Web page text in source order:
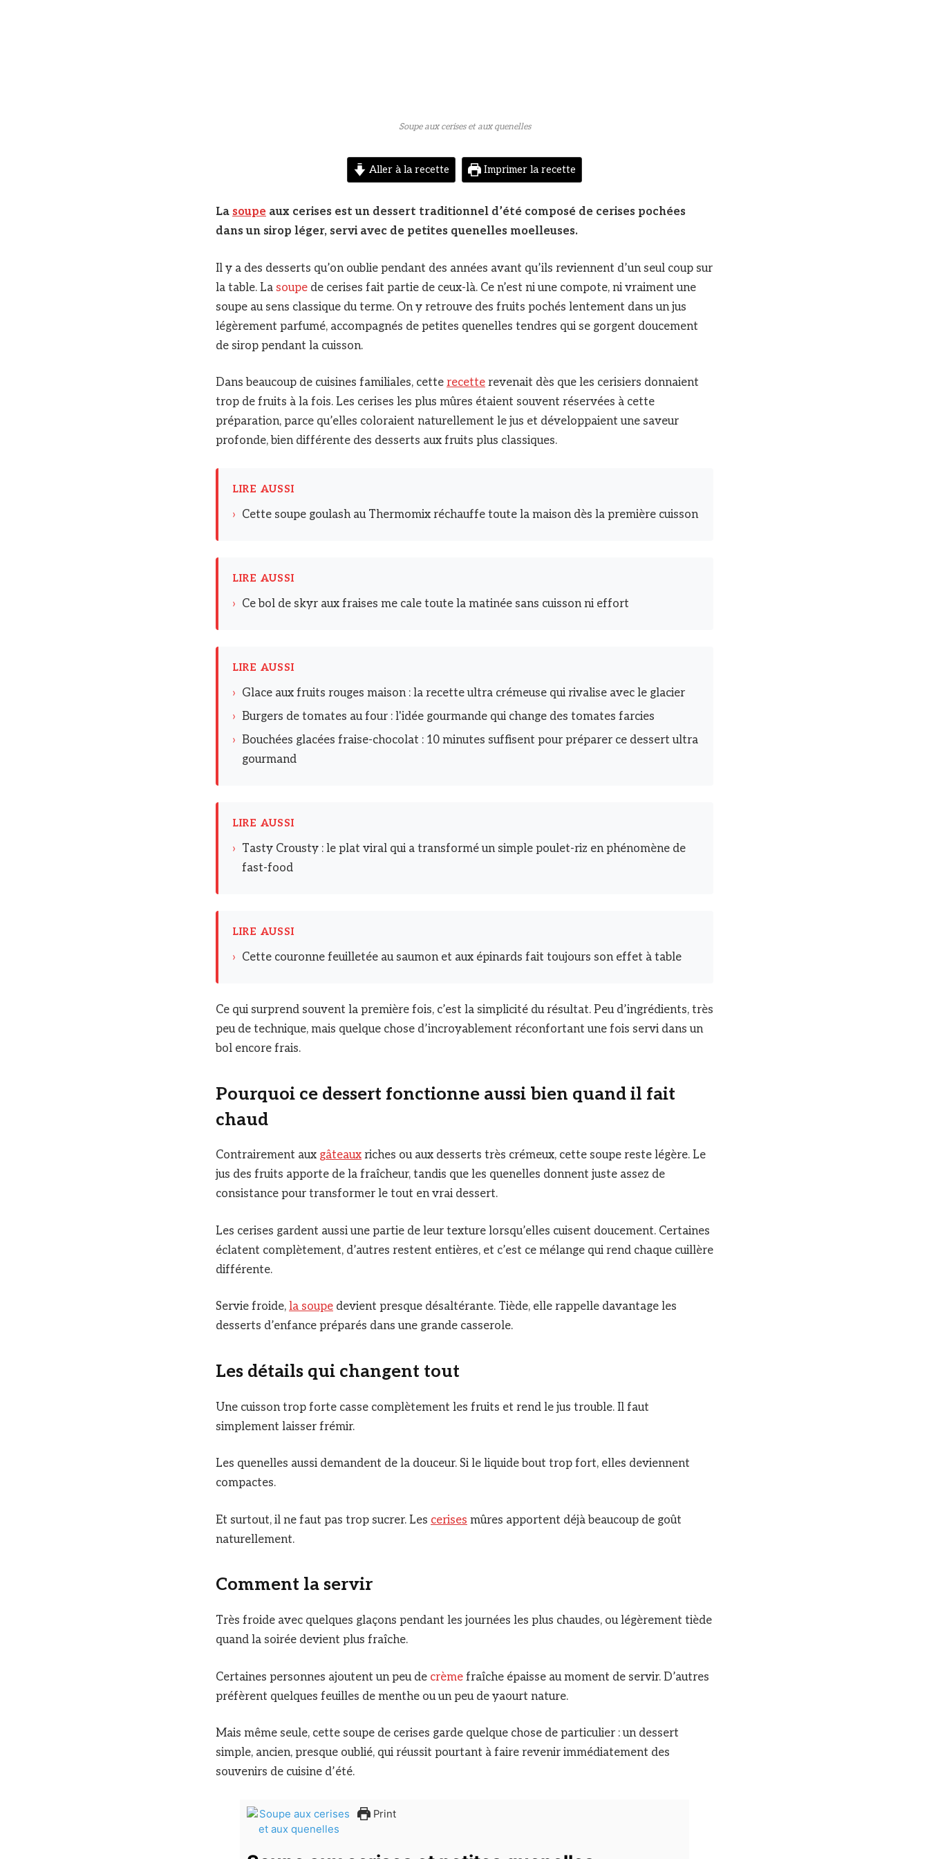
Soupe aux cerises et aux quenelles
Aller à la recette Imprimer la recette
La soupe aux cerises est un dessert traditionnel d’été composé de cerises pochées
dans un sirop léger, servi avec de petites quenelles moelleuses.
Il y a des desserts qu’on oublie pendant des années avant qu’ils reviennent d’un seul coup sur
la table. La soupe de cerises fait partie de ceux-là. Ce n’est ni une compote, ni vraiment une
soupe au sens classique du terme. On y retrouve des fruits pochés lentement dans un jus
légèrement parfumé, accompagnés de petites quenelles tendres qui se gorgent doucement
de sirop pendant la cuisson.
Dans beaucoup de cuisines familiales, cette recette revenait dès que les cerisiers donnaient
trop de fruits à la fois. Les cerises les plus mûres étaient souvent réservées à cette
préparation, parce qu’elles coloraient naturellement le jus et développaient une saveur
profonde, bien différente des desserts aux fruits plus classiques.
LIRE AUSSI
› Cette soupe goulash au Thermomix réchauffe toute la maison dès la première cuisson
LIRE AUSSI
› Ce bol de skyr aux fraises me cale toute la matinée sans cuisson ni effort
LIRE AUSSI
› Glace aux fruits rouges maison : la recette ultra crémeuse qui rivalise avec le glacier
› Burgers de tomates au four : l'idée gourmande qui change des tomates farcies
› Bouchées glacées fraise-chocolat : 10 minutes suffisent pour préparer ce dessert ultra
gourmand
LIRE AUSSI
› Tasty Crousty : le plat viral qui a transformé un simple poulet-riz en phénomène de
fast-food
LIRE AUSSI
› Cette couronne feuilletée au saumon et aux épinards fait toujours son effet à table
Ce qui surprend souvent la première fois, c’est la simplicité du résultat. Peu d’ingrédients, très
peu de technique, mais quelque chose d’incroyablement réconfortant une fois servi dans un
bol encore frais.
Pourquoi ce dessert fonctionne aussi bien quand il fait
chaud
Contrairement aux gâteaux riches ou aux desserts très crémeux, cette soupe reste légère. Le
jus des fruits apporte de la fraîcheur, tandis que les quenelles donnent juste assez de
consistance pour transformer le tout en vrai dessert.
Les cerises gardent aussi une partie de leur texture lorsqu’elles cuisent doucement. Certaines
éclatent complètement, d’autres restent entières, et c’est ce mélange qui rend chaque cuillère
différente.
Servie froide, la soupe devient presque désaltérante. Tiède, elle rappelle davantage les
desserts d’enfance préparés dans une grande casserole.
Les détails qui changent tout
Une cuisson trop forte casse complètement les fruits et rend le jus trouble. Il faut
simplement laisser frémir.
Les quenelles aussi demandent de la douceur. Si le liquide bout trop fort, elles deviennent
compactes.
Et surtout, il ne faut pas trop sucrer. Les cerises mûres apportent déjà beaucoup de goût
naturellement.
Comment la servir
Très froide avec quelques glaçons pendant les journées les plus chaudes, ou légèrement tiède
quand la soirée devient plus fraîche.
Certaines personnes ajoutent un peu de crème fraîche épaisse au moment de servir. D’autres
préfèrent quelques feuilles de menthe ou un peu de yaourt nature.
Mais même seule, cette soupe de cerises garde quelque chose de particulier : un dessert
simple, ancien, presque oublié, qui réussit pourtant à faire revenir immédiatement des
souvenirs de cuisine d’été.
Print